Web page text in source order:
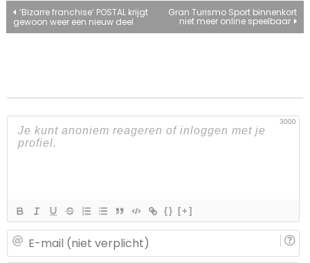
Bericht
‘Bizarre franchise’ POSTAL krijgt
gewoon weer een nieuw deel
Gran Turismo Sport binnenkort
niet meer online speelbaar
3000
{} [+]